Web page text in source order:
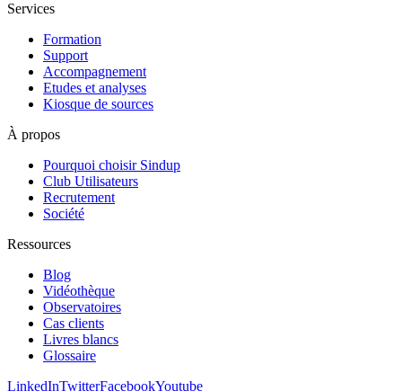
Services
Formation
Support
Accompagnement
Etudes et analyses
Kiosque de sources
À propos
Pourquoi choisir Sindup
Club Utilisateurs
Recrutement
Société
Ressources
Blog
Vidéothèque
Observatoires
Cas clients
Livres blancs
Glossaire
LinkedInTwitterFacebookYoutube